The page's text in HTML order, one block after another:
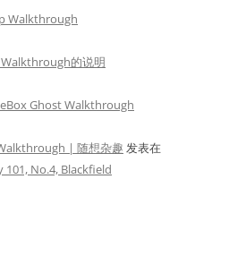
Walkthrough
Walkthrough的说明
Ghost Walkthrough
| 随想杂趣 发表在
No.4, Blackfield